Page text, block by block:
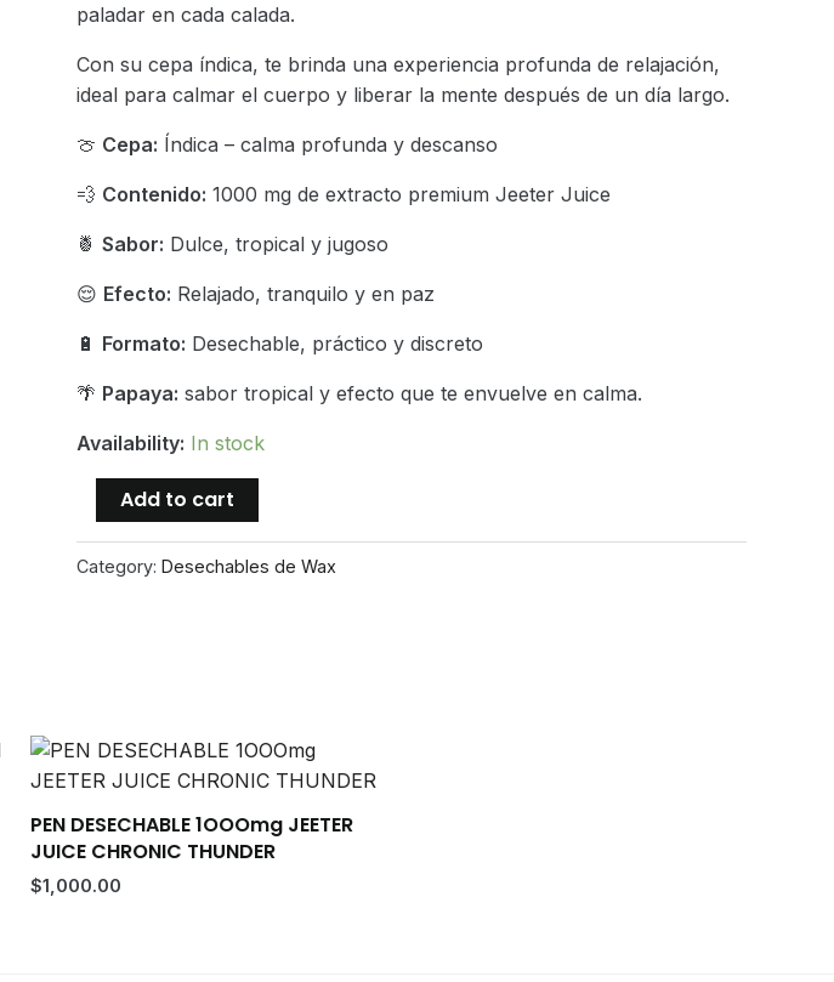
paladar en cada calada.
Con su cepa índica, te brinda una experiencia profunda de relajación,
ideal para calmar el cuerpo y liberar la mente después de un día largo.
🍈 Cepa: Índica – calma profunda y descanso
💨 Contenido: 1000 mg de extracto premium Jeeter Juice
🍍 Sabor: Dulce, tropical y jugoso
😌 Efecto: Relajado, tranquilo y en paz
🔋 Formato: Desechable, práctico y discreto
🌴 Papaya: sabor tropical y efecto que te envuelve en calma.
Availability: In stock
Jeeter
Juice
Papaya
quantity
Add to cart
Category: Desechables de Wax
PEN DESECHABLE 1OOOmg JEETER
JUICE CHRONIC THUNDER
$1,000.00